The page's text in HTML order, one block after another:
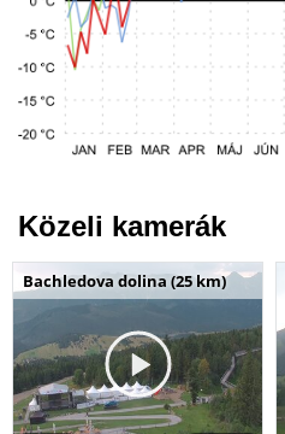
Közeli kamerák
Bachledova dolina (25 km)